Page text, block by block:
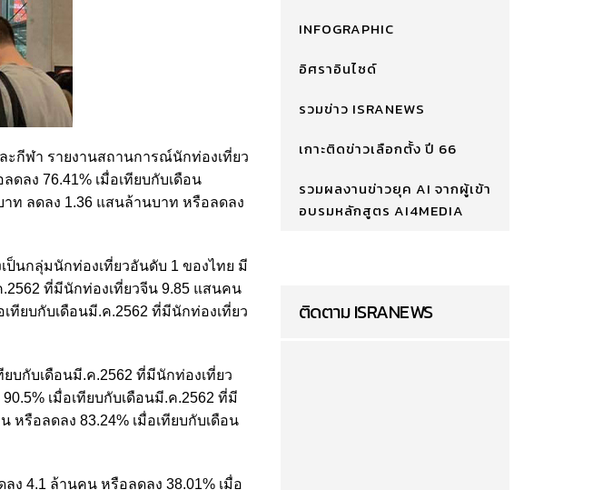
ะกีฬา รายงานสถานการณ์นักท่องเที่ยว
ลง 76.41% เมื่อเทียบกับเดือน
ท ลดลง 1.36 แสนล้านบาท หรือลดลง
ป็นกลุ่มนักท่องเที่ยวอันดับ 1 ของไทย มี
ที่มีนักท่องเที่ยวจีน 9.85 แสนคน
ทียบกับเดือนมี.ค.2562 ที่มีนักท่องเที่ยว
บกับเดือนมี.ค.2562 ที่มีนักท่องเที่ยว
เมื่อเทียบกับเดือนมี.ค.2562 ที่มี
รือลดลง 83.24% เมื่อเทียบกับเดือน
ง 4.1 ล้านคน หรือลดลง 38.01% เมื่อ
INFOGRAPHIC
อิศราอินไซด์
รวมข่าว ISRANEWS
เกาะติดข่าวเลือกตั้ง ปี 66
รวมผลงานข่าวยุค AI จากผู้เข้า
อบรมหลักสูตร AI4MEDIA
ติดตาม ISRANEWS